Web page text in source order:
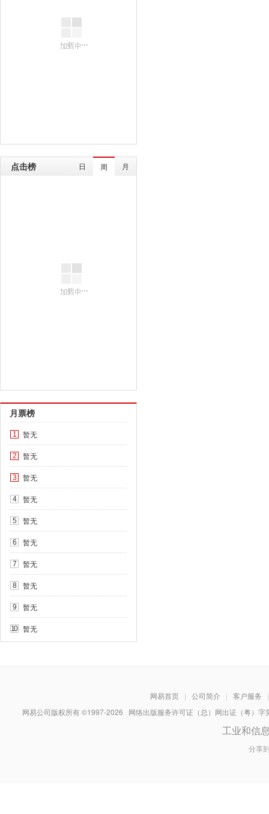
点击榜 日 周 月
月票榜
1 暂无
2 暂无
3 暂无
4 暂无
5 暂无
6 暂无
7 暂无
8 暂无
9 暂无
10 暂无
网易首页 | 公司简介 | 客户服务
|
网易公司版权所有 ©1997-2026 网络出版服务许可证（总）网出证（粤）
工业和信
分享